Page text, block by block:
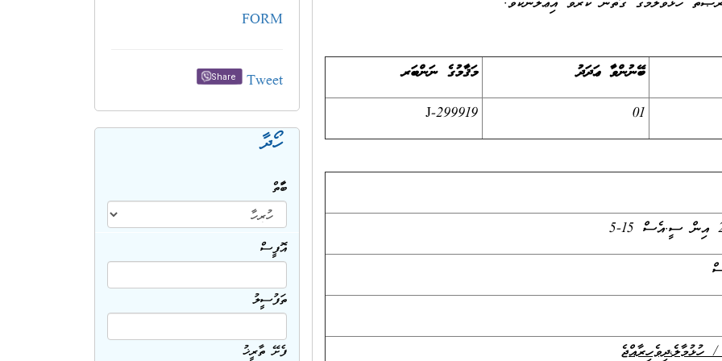
ބޭނުންވާ ޢަދަދު
މަޤާމުގެ ނަންބަރ
01
J-299919
ހުޅުމާލެ،ދިވެހިރާއްޖެ
FORM
Tweet
Share
ހޯދާ
ބާވަތް
އޮފީސް
ތަފުސީލު
ފެށޭ ތާރީޚު